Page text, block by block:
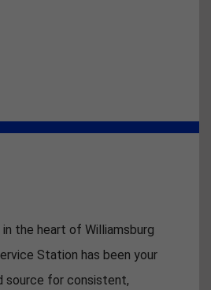
the heart of Williamsburg
Station has been your
source for consistent,